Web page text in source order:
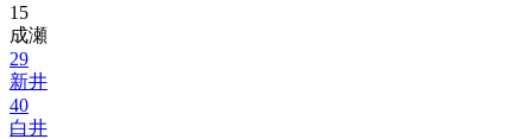
15
成瀬
29
新井
40
白井